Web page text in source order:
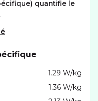
quantifie le
1.29 W/kg
1.36 W/kg